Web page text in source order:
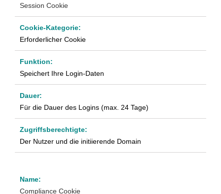
Session Cookie
Erforderlicher Cookie
Speichert Ihre Login-Daten
Für die Dauer des Logins (max. 24 Tage)
Der Nutzer und die initiierende Domain
Compliance Cookie